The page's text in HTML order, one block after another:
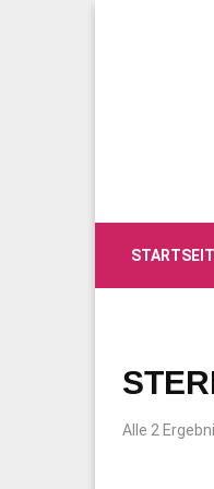
Alle 2